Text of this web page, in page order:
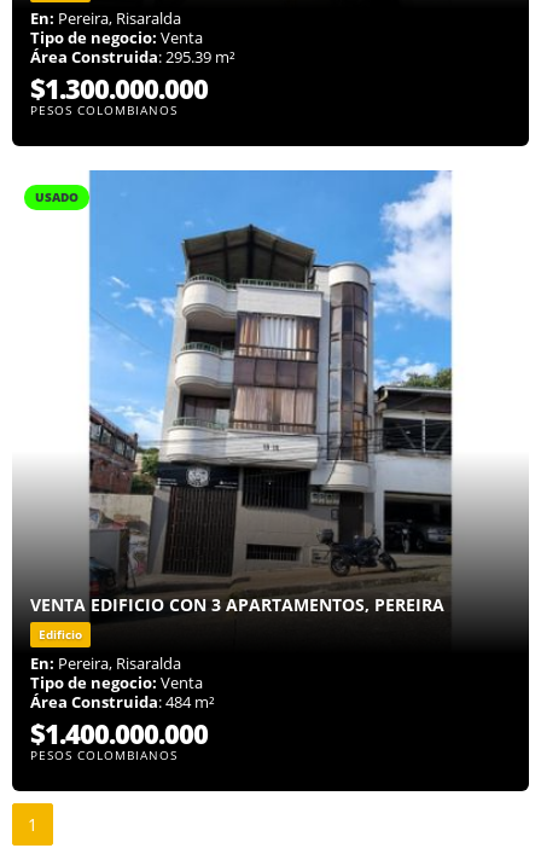
En: Pereira, Risaralda
Tipo de negocio: Venta
Área Construida: 295.39 m²
$1.300.000.000
PESOS COLOMBIANOS
USADO
VENTA EDIFICIO CON 3 APARTAMENTOS, PEREIRA
Edificio
En: Pereira, Risaralda
Tipo de negocio: Venta
Área Construida: 484 m²
$1.400.000.000
PESOS COLOMBIANOS
1